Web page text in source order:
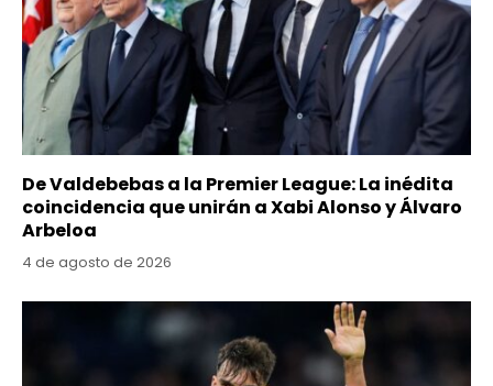
De Valdebebas a la Premier League: La inédita
coincidencia que unirán a Xabi Alonso y Álvaro
Arbeloa
4 de agosto de 2026